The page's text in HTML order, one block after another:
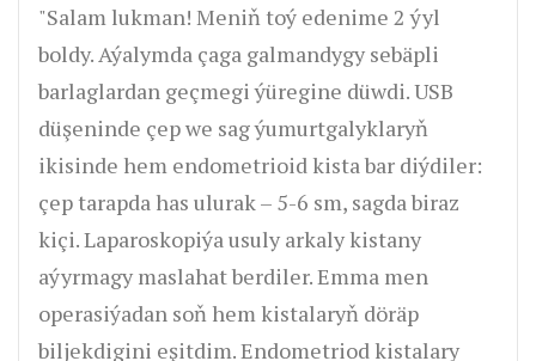
"Salam lukman! Meniň toý edenime 2 ýyl
boldy. Aýalymda çaga galmandygy sebäpli
barlaglardan geçmegi ýüregine düwdi. USB
düşeninde çep we sag ýumurtgalyklaryň
ikisinde hem endometrioid kista bar diýdiler:
çep tarapda has ulurak – 5-6 sm, sagda biraz
kiçi. Laparoskopiýa usuly arkaly kistany
aýyrmagy maslahat berdiler. Emma men
operasiýadan soň hem kistalaryň döräp
biljekdigini eşitdim. Endometriod kistalary